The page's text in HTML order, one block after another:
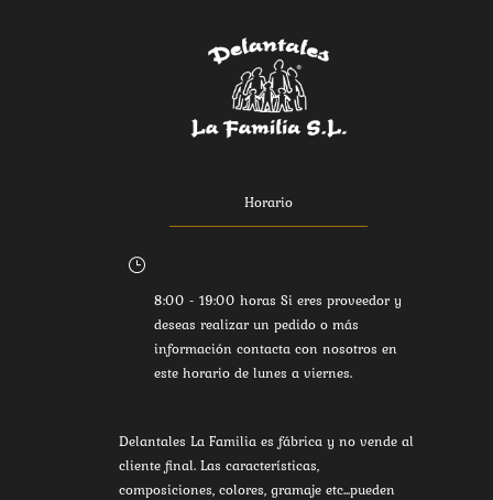
Horario
}
8:00 - 19:00 horas Si eres proveedor y
deseas realizar un pedido o más
información contacta con nosotros en
este horario de lunes a viernes.
Delantales La Familia es fábrica y no vende al
cliente final. Las características,
composiciones, colores, gramaje etc...pueden